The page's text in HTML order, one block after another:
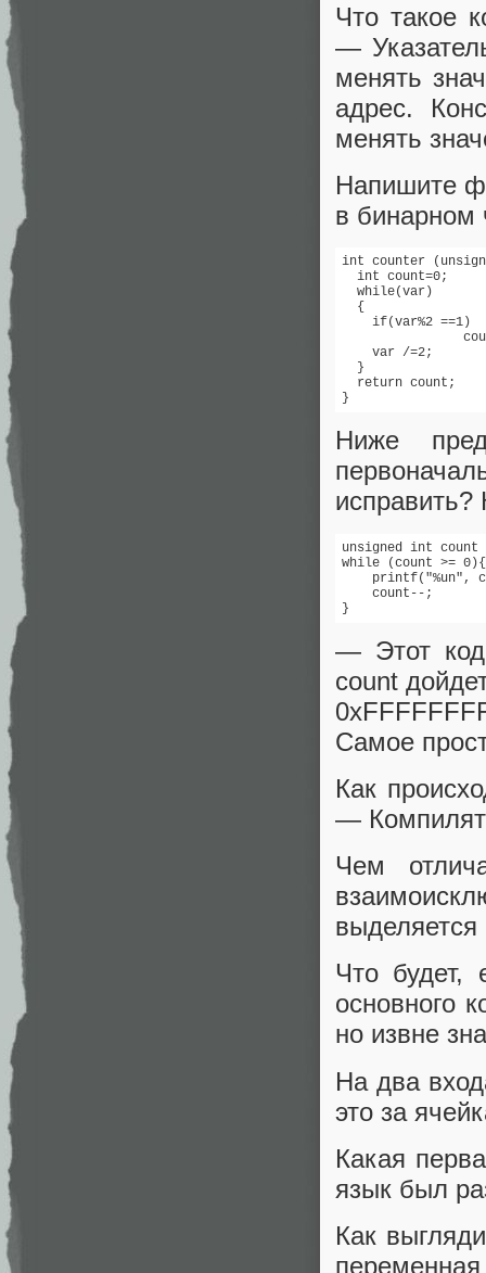
Что такое
—
менять
адрес.
менять
Напишите
в бинарном
int counter
  int count=0;
  while(var)
  {
    if(var%2 ==1)
    var /=2;
  }
  return count;
}
Ниже
исправить?
unsigned int count
while (count >= 0){
printf("%un",
    count--;
}
— Этот код
count
Самое
Как
—
Чем
Что будет,
основного
но извне
На два
это за
Какая
язык был
Как